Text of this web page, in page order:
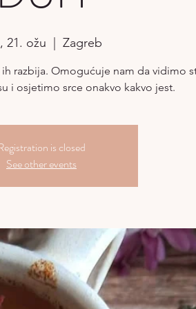
21. ožu Zagreb
razbija. Omogućuje nam da vidimo
i osjetimo srce onakvo kakvo jest.
is closed
See other events